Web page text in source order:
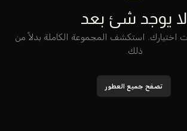
لا يوجد شئ بعد
اختيارك. استكشف المجموعة الكاملة بدلاً من
ذلك.
تصفح جميع العطور